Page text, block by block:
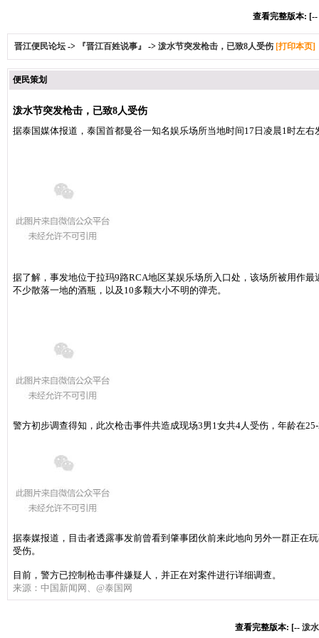
查看完整版本: [--
晋江便民论坛 -> 『晋江百姓说事』 -> 泼水节突发枪击，已致8人受伤 [打印本页]
便民策划
泼水节突发枪击，已致8人受伤
据泰国媒体报道，泰国首都曼谷一知名娱乐场所当地时间17日凌晨1时左
据了解，事发地位于拉玛9路RCA地区某娱乐场所入口处，该场所被用作
不少散落一地的酒瓶，以及10多颗大小不明的弹壳。
警方初步调查得知，此次枪击事件共造成现场3男1女共4人受伤，年龄在
据泰媒报道，目击者透露事发前曾看到肇事团伙前来此地向另外一群正在
受伤。
目前，警方已控制枪击事件嫌疑人，并正在对案件进行详细调查。
来源：中国新闻网、@泰国网
查看完整版本: [-- 泼